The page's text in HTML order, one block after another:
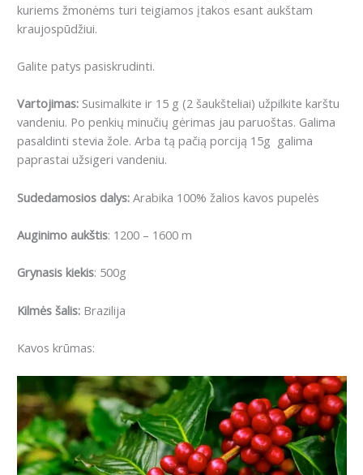
kuriems žmonėms turi teigiamos įtakos esant aukštam
kraujospūdžiui.
Galite patys pasiskrudinti.
Vartojimas: Susimalkite ir 15 g (2 šaukšteliai) užpilkite karštu
vandeniu. Po penkių minučių gėrimas jau paruoštas. Galima
pasaldinti stevia žole. Arba tą pačią porciją 15g galima
paprastai užsigeri vandeniu.
Sudedamosios dalys: Arabika 100% žalios kavos pupelės
Auginimo aukštis: 1200 – 1600 m
Grynasis kiekis: 500g
Kilmės šalis: Brazilija
Kavos krūmas: